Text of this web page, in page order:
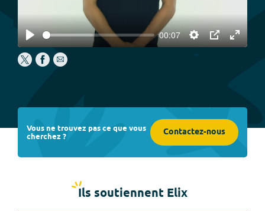
Play
00:07
Settings
PIP
Enter
Vous ne trouvez pas ce que vous
cherchez ? Contactez-nous
Ils soutiennent Elix